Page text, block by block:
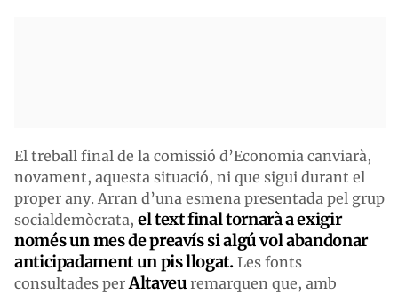
El treball final de la comissió d’Economia canviarà,
novament, aquesta situació, ni que sigui durant el
proper any. Arran d’una esmena presentada pel grup
socialdemòcrata, el text final tornarà a exigir
només un mes de preavís si algú vol abandonar
anticipadament un pis llogat.Les fonts
consultades per Altaveu remarquen que, amb